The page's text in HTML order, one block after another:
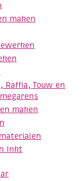
maken
Raffia, Touw en
maken
Inkt